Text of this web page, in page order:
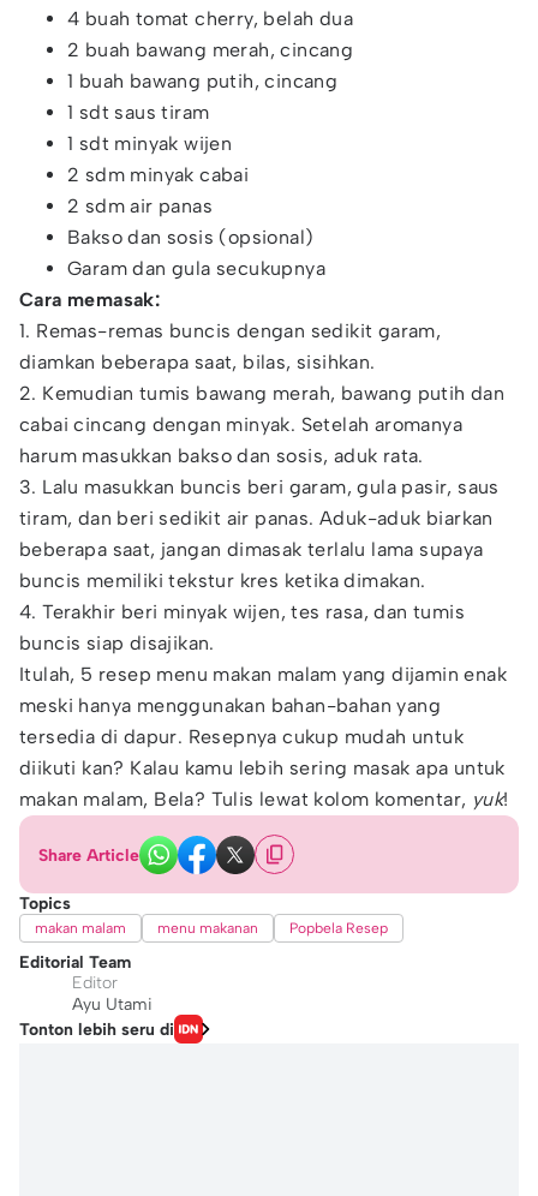
4 buah tomat cherry, belah dua
2 buah bawang merah, cincang
1 buah bawang putih, cincang
1 sdt saus tiram
1 sdt minyak wijen
2 sdm minyak cabai
2 sdm air panas
Bakso dan sosis (opsional)
Garam dan gula secukupnya
Cara memasak:
1. Remas-remas buncis dengan sedikit garam,
diamkan beberapa saat, bilas, sisihkan.
2. Kemudian tumis bawang merah, bawang putih dan
cabai cincang dengan minyak. Setelah aromanya
harum masukkan bakso dan sosis, aduk rata.
3. Lalu masukkan buncis beri garam, gula pasir, saus
tiram, dan beri sedikit air panas. Aduk-aduk biarkan
beberapa saat, jangan dimasak terlalu lama supaya
buncis memiliki tekstur kres ketika dimakan.
4. Terakhir beri minyak wijen, tes rasa, dan tumis
buncis siap disajikan.
Itulah, 5 resep menu makan malam yang dijamin enak
meski hanya menggunakan bahan-bahan yang
tersedia di dapur. Resepnya cukup mudah untuk
diikuti kan? Kalau kamu lebih sering masak apa untuk
makan malam, Bela? Tulis lewat kolom komentar, yuk!
Share Article
Topics
makan malam menu makanan Popbela Resep
Editorial Team
Editor
Ayu Utami
Tonton lebih seru di